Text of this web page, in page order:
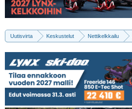
Uutisvirta Keskustelut Nettikelkkailu